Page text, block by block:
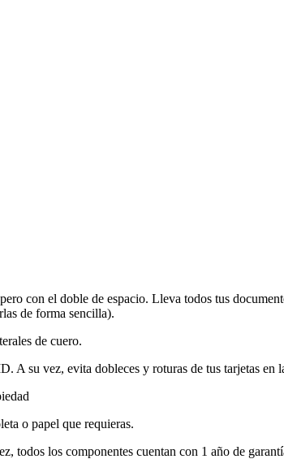
con el doble de espacio. Lleva todos tus
de forma sencilla).
de cuero.
A su vez, evita dobleces y roturas de tus tarjetas en
o papel que requieras.
todos los componentes cuentan con 1 año de